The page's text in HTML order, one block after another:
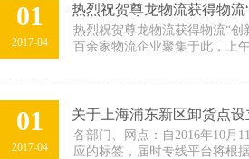
01
2017-04
热烈祝贺尊龙物流获得物
热烈祝贺尊龙物流获得物流“
百余家物流企业聚集于此，上
01
2017-04
关于上海浦东新区卸货点设
各部门、网点：自2016年10月
应的标签，届时专线平台将根